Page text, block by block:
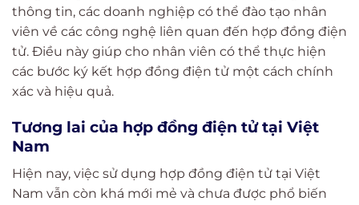
thông tin, các doanh nghiệp có thể đào tạo nhân
viên về các công nghệ liên quan đến hợp đồng điện
tử. Điều này giúp cho nhân viên có thể thực hiện
các bước ký kết hợp đồng điện tử một cách chính
xác và hiệu quả.
Tương lai của hợp đồng điện tử tại Việt
Nam
Hiện nay, việc sử dụng hợp đồng điện tử tại Việt
Nam vẫn còn khá mới mẻ và chưa được phổ biến